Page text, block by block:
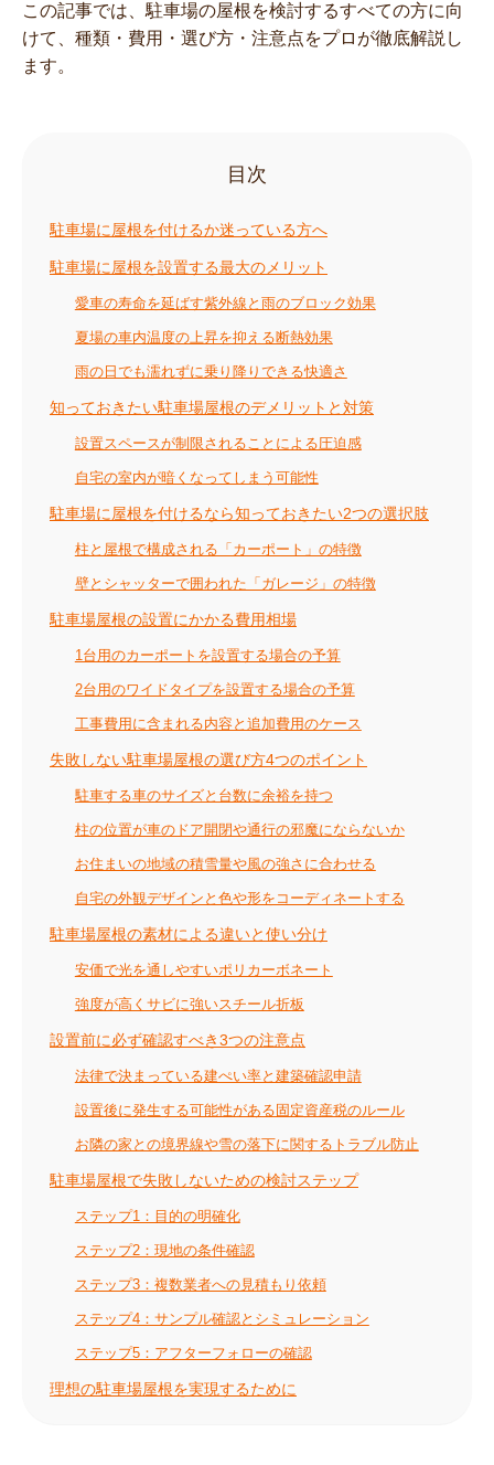
この記事では、駐車場の屋根を検討するすべての方に向
けて、種類・費用・選び方・注意点をプロが徹底解説し
ます。
目次
駐車場に屋根を付けるか迷っている方へ
駐車場に屋根を設置する最大のメリット
愛車の寿命を延ばす紫外線と雨のブロック効果
夏場の車内温度の上昇を抑える断熱効果
雨の日でも濡れずに乗り降りできる快適さ
知っておきたい駐車場屋根のデメリットと対策
設置スペースが制限されることによる圧迫感
自宅の室内が暗くなってしまう可能性
駐車場に屋根を付けるなら知っておきたい2つの選択肢
柱と屋根で構成される「カーポート」の特徴
壁とシャッターで囲われた「ガレージ」の特徴
駐車場屋根の設置にかかる費用相場
1台用のカーポートを設置する場合の予算
2台用のワイドタイプを設置する場合の予算
工事費用に含まれる内容と追加費用のケース
失敗しない駐車場屋根の選び方4つのポイント
駐車する車のサイズと台数に余裕を持つ
柱の位置が車のドア開閉や通行の邪魔にならないか
お住まいの地域の積雪量や風の強さに合わせる
自宅の外観デザインと色や形をコーディネートする
駐車場屋根の素材による違いと使い分け
安価で光を通しやすいポリカーボネート
強度が高くサビに強いスチール折板
設置前に必ず確認すべき3つの注意点
法律で決まっている建ぺい率と建築確認申請
設置後に発生する可能性がある固定資産税のルール
お隣の家との境界線や雪の落下に関するトラブル防止
駐車場屋根で失敗しないための検討ステップ
ステップ1：目的の明確化
ステップ2：現地の条件確認
ステップ3：複数業者への見積もり依頼
ステップ4：サンプル確認とシミュレーション
ステップ5：アフターフォローの確認
理想の駐車場屋根を実現するために